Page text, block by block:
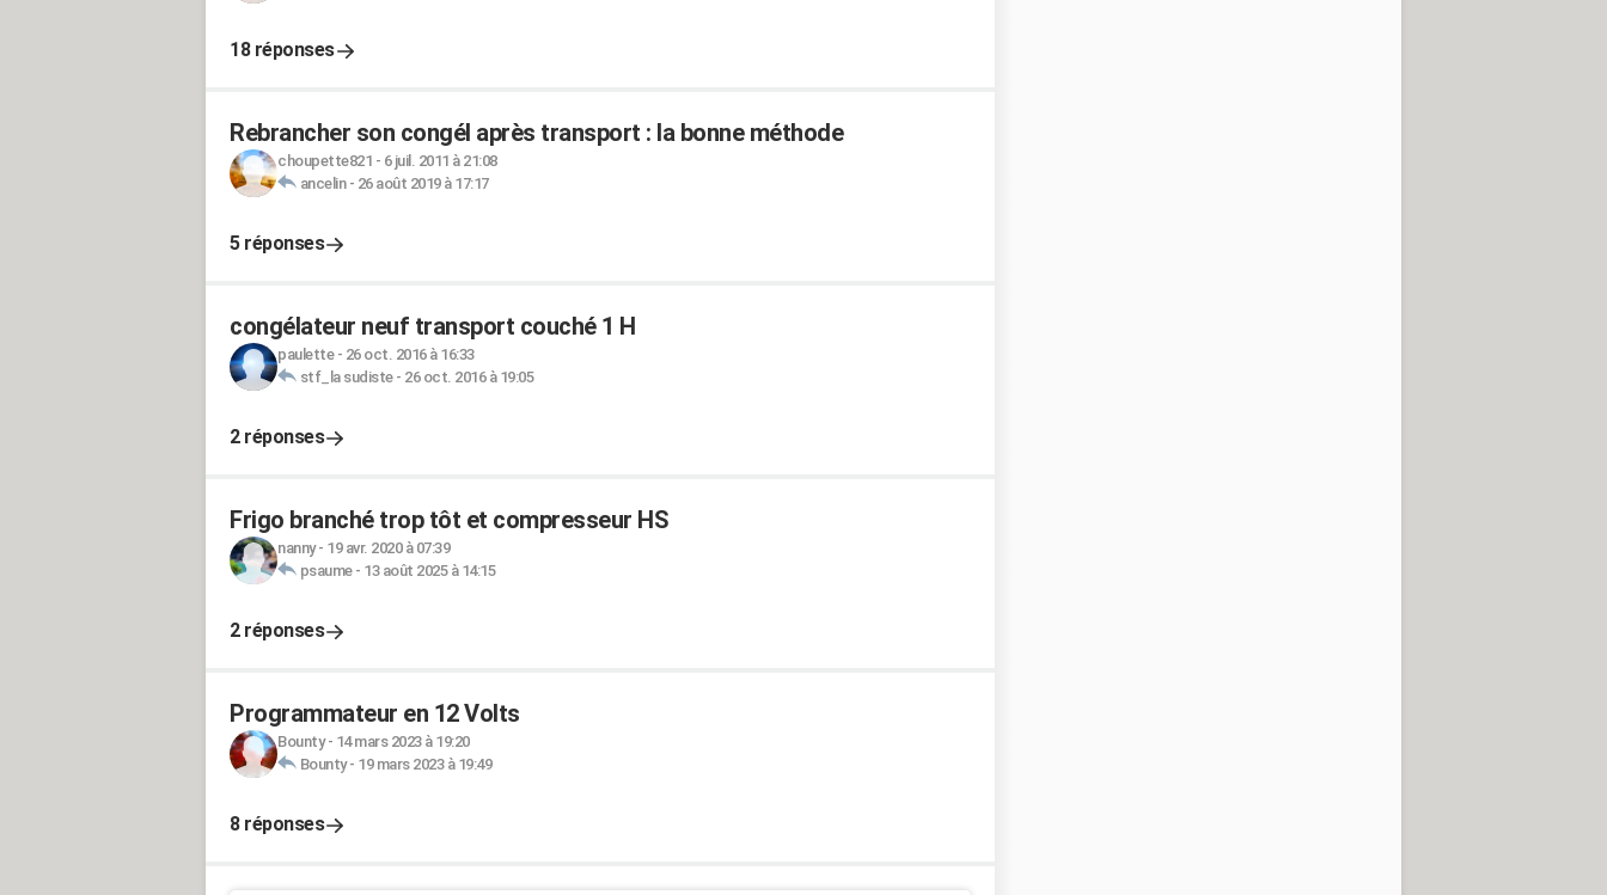
18 réponses
Rebrancher son congél après transport : la bonne méthode
choupette821 - 6 juil. 2011 à 21:08
ancelin- 26 août 2019 à 17:17
5 réponses
congélateur neuf transport couché 1 H
paulette- 26 oct. 2016 à 16:33
stf_la sudiste- 26 oct. 2016 à 19:05
2 réponses
Frigo branché trop tôt et compresseur HS
nanny- 19 avr. 2020 à 07:39
psaume- 13 août 2025 à 14:15
2 réponses
Programmateur en 12 Volts
Bounty- 14 mars 2023 à 19:20
Bounty- 19 mars 2023 à 19:49
8 réponses